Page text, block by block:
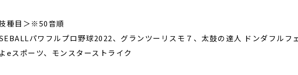
種目＞※50音順
パワフルプロ野球2022、グランツーリスモ７、太鼓の達人 ドンダフルフ
eスポーツ、モンスターストライク